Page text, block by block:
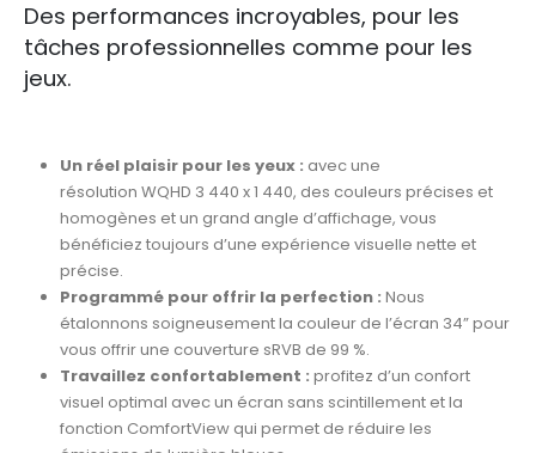
Des performances incroyables, pour les
tâches professionnelles comme pour les
jeux.
Un réel plaisir pour les yeux : avec une
résolution WQHD 3 440 x 1 440, des couleurs précises et
homogènes et un grand angle d’affichage, vous
bénéficiez toujours d’une expérience visuelle nette et
précise.
Programmé pour offrir la perfection : Nous
étalonnons soigneusement la couleur de l’écran 34” pour
vous offrir une couverture sRVB de 99 %.
Travaillez confortablement : profitez d’un confort
visuel optimal avec un écran sans scintillement et la
fonction ComfortView qui permet de réduire les